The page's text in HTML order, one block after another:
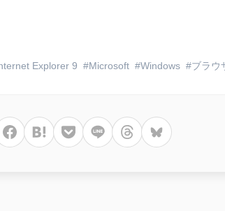
Explorer 9 Microsoft Windows ブラウ